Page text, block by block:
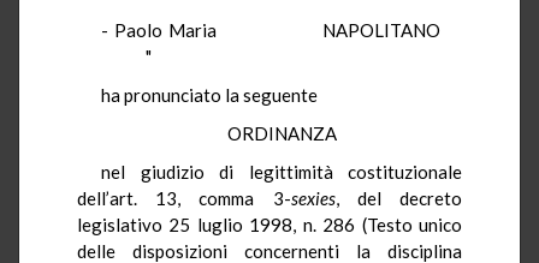
- Paolo Maria NAPOLITANO
"
ha pronunciato la seguente
ORDINANZA
nel giudizio di legittimità costituzionale
dell’art. 13, comma 3-sexies, del decreto
legislativo 25 luglio 1998, n. 286 (Testo unico
delle disposizioni concernenti la disciplina